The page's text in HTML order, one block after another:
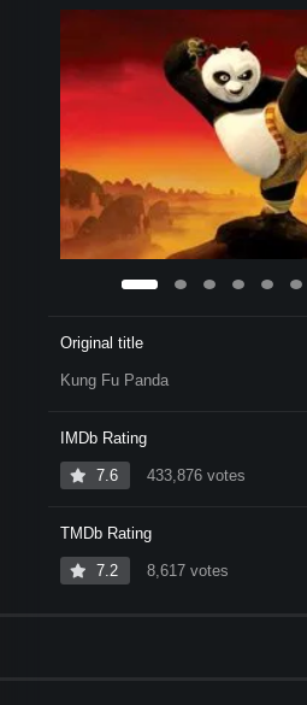
Original title
Kung Fu Panda
IMDb Rating
7.6 433,876 votes
TMDb Rating
7.2 8,617 votes